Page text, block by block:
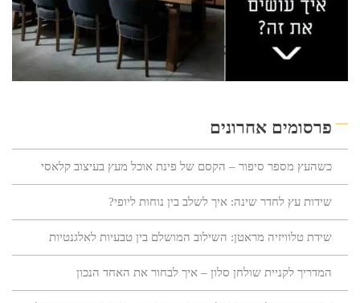
פרסומים אחרונים
כשהעץ מספר סיפור – הקסם של פינת אוכל מעץ בעיצוב קלאסי
שידות עץ לחדר שינה: איך לשלב בין נוחות ליופי?
שידת טלוויזיה מראטן: השילוב המושלם בין טבעיות לאלגנטיות
המדריך לקניית שולחן סלון – איך לבחור את האחד הנכון